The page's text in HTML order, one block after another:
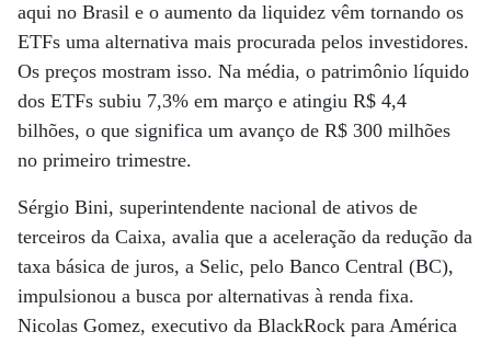
aqui no Brasil e o aumento da liquidez vêm tornando os
ETFs uma alternativa mais procurada pelos investidores.
Os preços mostram isso. Na média, o patrimônio líquido
dos ETFs subiu 7,3% em março e atingiu R$ 4,4
bilhões, o que significa um avanço de R$ 300 milhões
no primeiro trimestre.
Sérgio Bini, superintendente nacional de ativos de
terceiros da Caixa, avalia que a aceleração da redução da
taxa básica de juros, a Selic, pelo Banco Central (BC),
impulsionou a busca por alternativas à renda fixa.
Nicolas Gomez, executivo da BlackRock para América